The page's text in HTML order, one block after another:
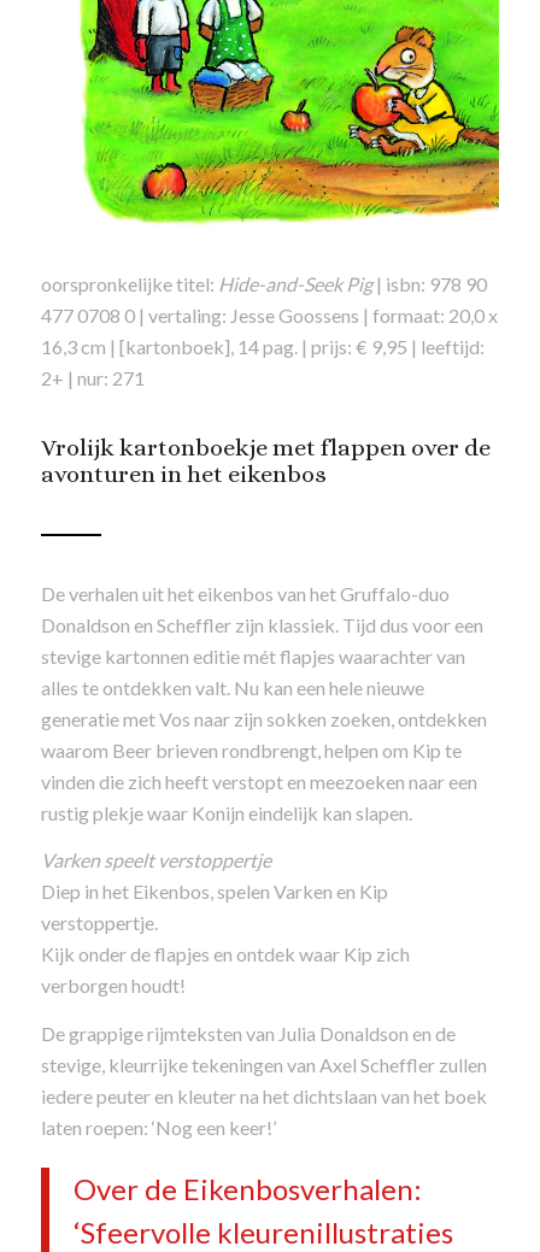
oorspronkelijke titel: Hide-and-Seek Pig| isbn: 978 90
477 0708 0 | vertaling: Jesse Goossens | formaat: 20,0 x
16,3 cm | [kartonboek], 14 pag. | prijs: € 9,95 | leeftijd:
2+ | nur: 271
Vrolijk kartonboekje met flappen over de
avonturen in het eikenbos
De verhalen uit het eikenbos van het Gruffalo-duo
Donaldson en Scheffler zijn klassiek. Tijd dus voor een
stevige kartonnen editie mét flapjes waarachter van
alles te ontdekken valt. Nu kan een hele nieuwe
generatie met Vos naar zijn sokken zoeken, ontdekken
waarom Beer brieven rondbrengt, helpen om Kip te
vinden die zich heeft verstopt en meezoeken naar een
rustig plekje waar Konijn eindelijk kan slapen.
Varken speelt verstoppertje
Diep in het Eikenbos, spelen Varken en Kip
verstoppertje.
Kijk onder de flapjes en ontdek waar Kip zich
verborgen houdt!
De grappige rijmteksten van Julia Donaldson en de
stevige, kleurrijke tekeningen van Axel Scheffler zullen
iedere peuter en kleuter na het dichtslaan van het boek
laten roepen: ‘Nog een keer!’
Over de Eikenbosverhalen:
‘Sfeervolle kleurenillustraties